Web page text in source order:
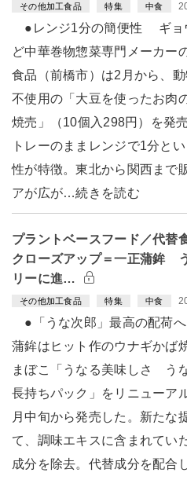
その他加工食品 特集 中食
●レンジ1分の簡便性 ギョ
ど中華巻物惣菜専門メーカー
食品（前橋市）は2月から、
不使用の「大豆を使ったお肉
焼売」（10個入298円）を発売
トレーのままレンジで1分と
性が特徴。東北から関西まで
アが広が…続きを読む
プラントベースフード／代替
クローズアップ＝一正蒲鉾
リーに進…
その他加工食品 特集 中食
●「うな次郎」最高の配荷
蒲鉾はヒット作のウナギかば
まぼこ「うなる美味しさ う
長持ちパック」をリニューア
月中旬から発売した。新たな
て、調味エキスに含まれてい
成分を除去。代替成分を配合